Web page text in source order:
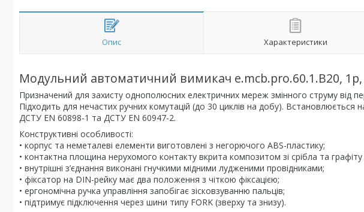
Опис Характеристики
Модульний автоматичний вимикач e.mcb.pro.60.1.B20, 1р,
Призначений для захисту однополюсних електричних мереж змінного струму від
Підходить для нечастих ручних комутацій (до 30 циклів на добу).
ДСТУ EN 60898-1 та ДСТУ EN 60947-2.
Конструктивні особливості:
• корпус та неметалеві елементи виготовлені з негорючого ABS-пластику;
• контактна площина нерухомого контакту вкрита композитом зі срібла та
• внутрішні з’єднання виконані гнучкими мідними лудженими провідниками;
• фіксатор на DIN-рейку має два положення з чіткою фіксацією;
• ергономічна ручка управління запобігає зісковзуванню пальців;
• підтримує підключення через шини типу FORK (зверху та знизу).